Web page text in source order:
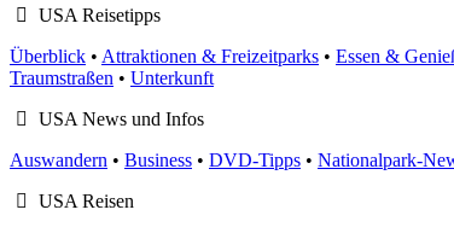
USA Reisetipps
Überblick • Attraktionen & Freizeitparks • Essen &
Traumstraßen • Unterkunft
USA News und Infos
Auswandern • Business • DVD-Tipps • Nationalpark-
USA Reisen